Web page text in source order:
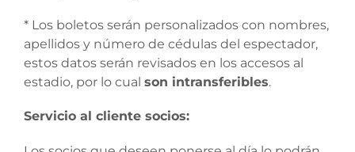
* Los boletos serán personalizados con nombres,
apellidos y número de cédulas del espectador,
estos datos serán revisados en los accesos al
estadio, por lo cual son intransferibles.
Servicio al cliente socios: